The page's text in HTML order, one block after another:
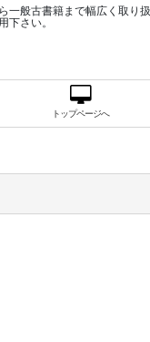
般古書籍まで幅広く取り
下さい。
トップページへ